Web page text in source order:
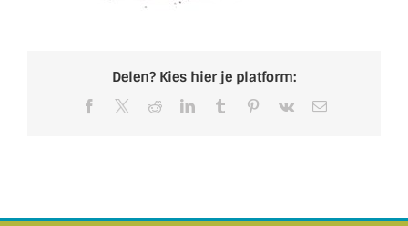
Delen? Kies hier je platform:
Facebook RedditLinkedInTumblr Pinterest
Vk
E-